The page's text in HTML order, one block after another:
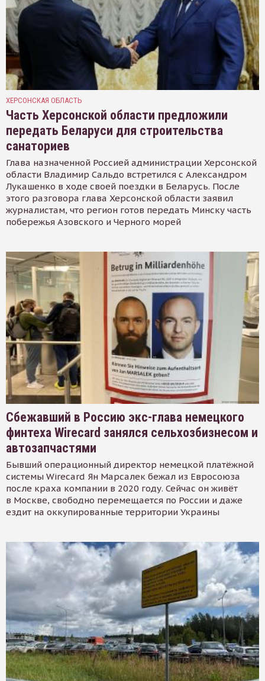
ХЕРСОНСКАЯ ОБЛАСТЬ
Часть Херсонской области предложили
передать Беларуси для строительства
санаториев
Глава назначенной Россией администрации Херсонской
области Владимир Сальдо встретился с Александром
Лукашенко в ходе своей поездки в Беларусь. После
этого разговора глава Херсонской области заявил
журналистам, что регион готов передать Минску часть
побережья Азовского и Черного морей
Сбежавший в Россию экс-глава немецкого
финтеха Wirecard занялся сельхозбизнесом и
автозапчастями
Бывший операционный директор немецкой платёжной
системы Wirecard Ян Марсалек бежал из Евросоюза
после краха компании в 2020 году. Сейчас он живёт
в Москве, свободно перемещается по России и даже
ездит на оккупированные территории Украины